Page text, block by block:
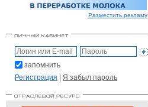
Разместить рекламу
запомнить
Регистрация | Я забыл пароль